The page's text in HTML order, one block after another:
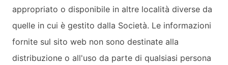
appropriato o disponibile in altre località diverse da
quelle in cui è gestito dalla Società. Le informazioni
fornite sul sito web non sono destinate alla
distribuzione o all'uso da parte di qualsiasi persona